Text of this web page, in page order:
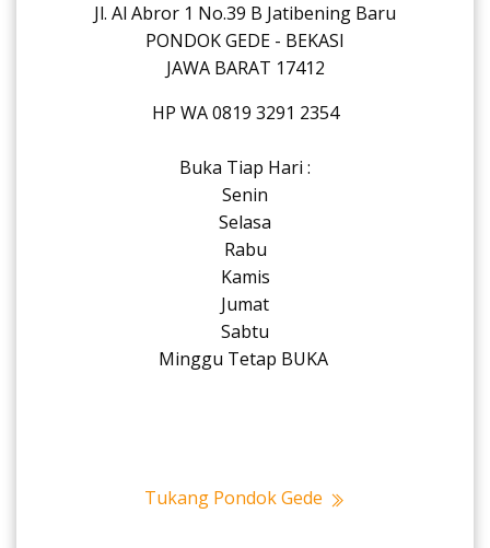
Jl. Al Abror 1 No.39 B Jatibening Baru
PONDOK GEDE - BEKASI
JAWA BARAT 17412
HP WA 0819 3291 2354
Buka Tiap Hari :
Senin
Selasa
Rabu
Kamis
Jumat
Sabtu
Minggu Tetap BUKA
Tukang Pondok Gede